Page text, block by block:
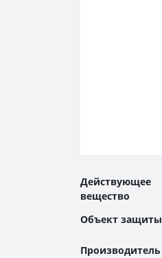
Действующее
вещество
Объект защиты
Производитель